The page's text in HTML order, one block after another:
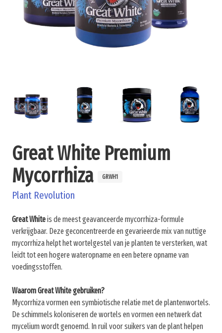
Great White Premium
Mycorrhiza
GRWH1
Plant Revolution
Great Whiteis de meest geavanceerde mycorrhiza-formule
verkrijgbaar. Deze geconcentreerde en gevarieerde mix van nuttige
mycorrhiza helpt het wortelgestel van je planten te versterken, wat
leidt tot een hogere wateropname en een betere opname van
voedingsstoffen.
Waarom Great White gebruiken?
Mycorrhiza vormen een symbiotische relatie met de plantenwortels.
De schimmels koloniseren de wortels en vormen een netwerk dat
mycelium wordt genoemd. In ruil voor suikers van de plant helpen